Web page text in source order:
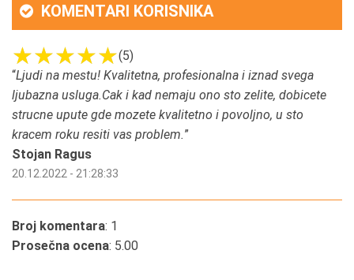
KOMENTARI KORISNIKA
(5)
“Ljudi na mestu! Kvalitetna, profesionalna i iznad svega
ljubazna usluga.Cak i kad nemaju ono sto zelite, dobicete
strucne upute gde mozete kvalitetno i povoljno, u sto
kracem roku resiti vas problem.”
Stojan Ragus
20.12.2022 - 21:28:33
Broj komentara: 1
Prosečna ocena: 5.00